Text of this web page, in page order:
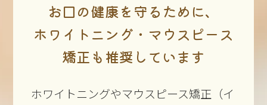
お口の健康を守るために、
ホワイトニング・マウスピース
矯正も推奨しています
ホワイトニングやマウスピース矯正（イ